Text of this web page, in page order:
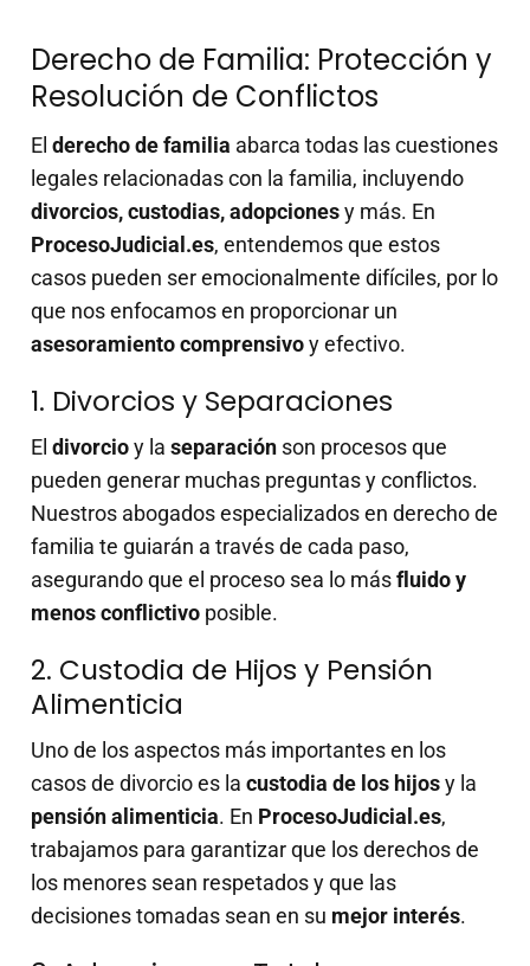
Derecho de Familia: Protección y
Resolución de Conflictos
El derecho de familia abarca todas las cuestiones
legales relacionadas con la familia, incluyendo
divorcios, custodias, adopcionesy más. En
ProcesoJudicial.es, entendemos que estos
casos pueden ser emocionalmente difíciles, por lo
que nos enfocamos en proporcionar un
asesoramiento comprensivoy efectivo.
1. Divorcios y Separaciones
El divorcioy la separación son procesos que
pueden generar muchas preguntas y conflictos.
Nuestros abogados especializados en derecho de
familia te guiarán a través de cada paso,
asegurando que el proceso sea lo másfluido y
menos conflictivo posible.
2. Custodia de Hijos y Pensión
Alimenticia
Uno de los aspectos más importantes en los
casos de divorcio es la custodia de los hijosy la
pensión alimenticia. En ProcesoJudicial.es,
trabajamos para garantizar que los derechos de
los menores sean respetados y que las
decisiones tomadas sean en su mejor interés.